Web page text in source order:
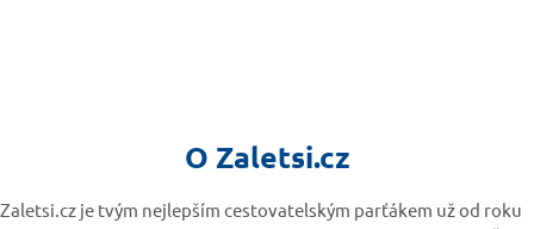
O Zaletsi.cz
Zaletsi.cz je tvým nejlepším cestovatelským parťákem už od roku